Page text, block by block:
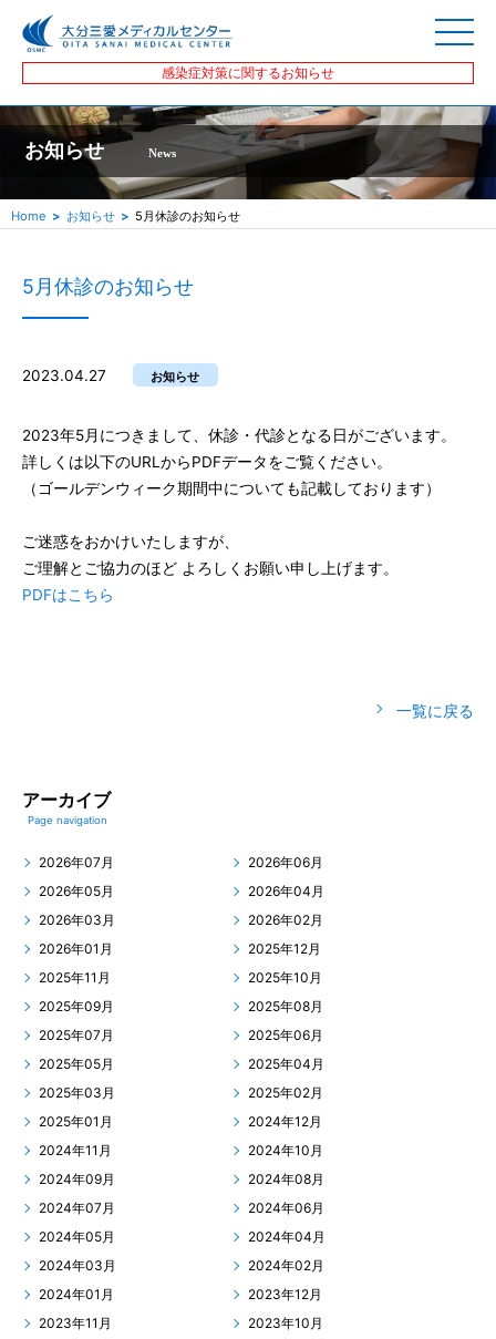
感染症対策に関するお知らせ
お知らせ News
Home お知らせ 5月休診のお知らせ
5月休診のお知らせ
2023.04.27 お知らせ
2023年5月につきまして、休診・代診となる日がございます。
詳しくは以下のURLからPDFデータをご覧ください。
（ゴールデンウィーク期間中についても記載しております）
ご迷惑をおかけいたしますが、
ご理解とご協力のほど よろしくお願い申し上げます。
PDFはこちら
一覧に戻る
アーカイブ
Page navigation
2026年07月
2026年06月
2026年05月
2026年04月
2026年03月
2026年02月
2026年01月
2025年12月
2025年11月
2025年10月
2025年09月
2025年08月
2025年07月
2025年06月
2025年05月
2025年04月
2025年03月
2025年02月
2025年01月
2024年12月
2024年11月
2024年10月
2024年09月
2024年08月
2024年07月
2024年06月
2024年05月
2024年04月
2024年03月
2024年02月
2024年01月
2023年12月
2023年11月
2023年10月